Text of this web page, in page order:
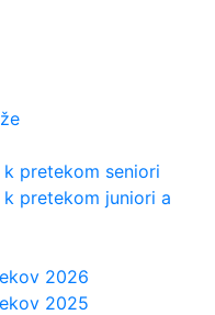
pretekom seniori
pretekom juniori a
2026
2025